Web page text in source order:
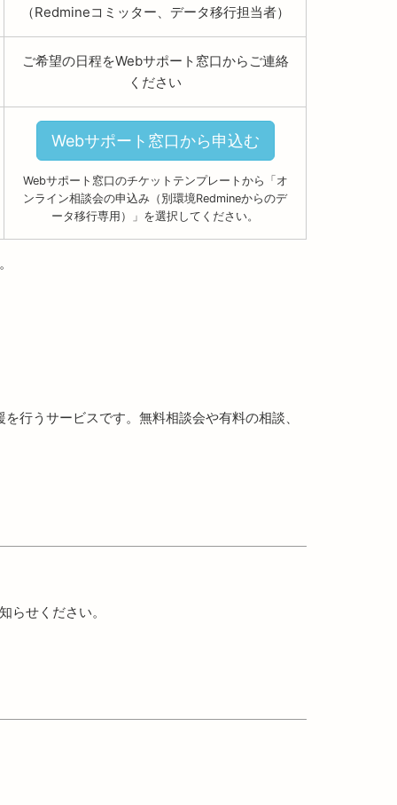
（Redmineコミッター、データ移行担当者）
ご希望の日程をWebサポート窓口からご連絡
ください
Webサポート窓口から申込む
Webサポート窓口のチケットテンプレートから「オ
ンライン相談会の申込み（別環境Redmineからのデ
ータ移行専用）」を選択してください。
行うサービスです。無料相談会や有料の相談、
らせください。